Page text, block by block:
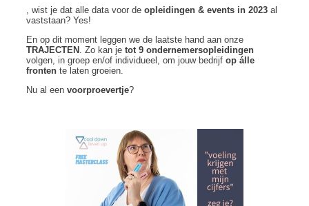
, wist je dat alle data voor de opleidingen & events in 2023 al
vaststaan? Yes!
En op dit moment leggen we de laatste hand aan onze
TRAJECTEN . Zo kan je tot 9 ondernemersopleidingen
volgen, in groep en/of individueel, om jouw bedrijf op álle
fronten te laten groeien.
Nu al een voorproevertje?